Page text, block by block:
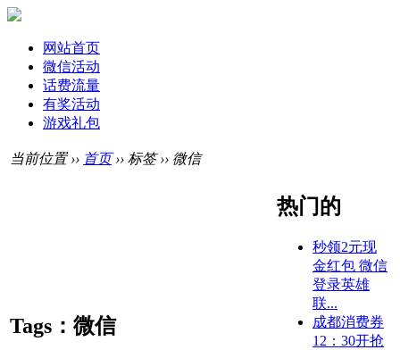
网站首页
微信活动
话费流量
有奖活动
游戏礼包
当前位置 ›› 首页›› 标签 ›› 微信
Tags：微信
热门的
秒领2元现
金红包 微信
登录英雄
联...
成都消费券
12：30开抢